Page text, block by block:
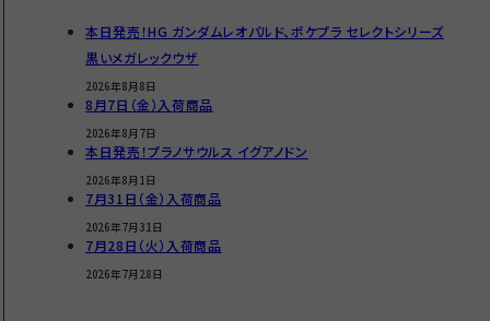
本日発売！HG ガンダムレオパルド、ポケプラ セレクトシリーズ
黒いメガレックウザ
2026年8月8日
8月7日（金）入荷商品
2026年8月7日
本日発売！プラノサウルス イグアノドン
2026年8月1日
7月31日（金）入荷商品
2026年7月31日
7月28日（火）入荷商品
2026年7月28日